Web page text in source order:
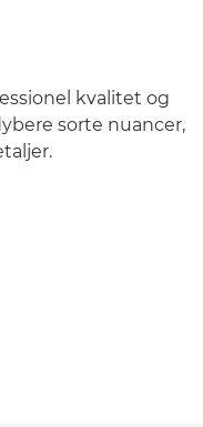
kvalitet og
sorte nuancer,